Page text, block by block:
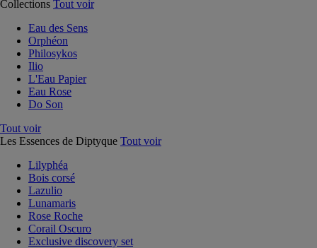
Collections Tout voir
Eau des Sens
Orphéon
Philosykos
Ilio
L'Eau Papier
Eau Rose
Do Son
Tout voir
Les Essences de Diptyque Tout voir
Lilyphéa
Bois corsé
Lazulio
Lunamaris
Rose Roche
Corail Oscuro
Exclusive discovery set